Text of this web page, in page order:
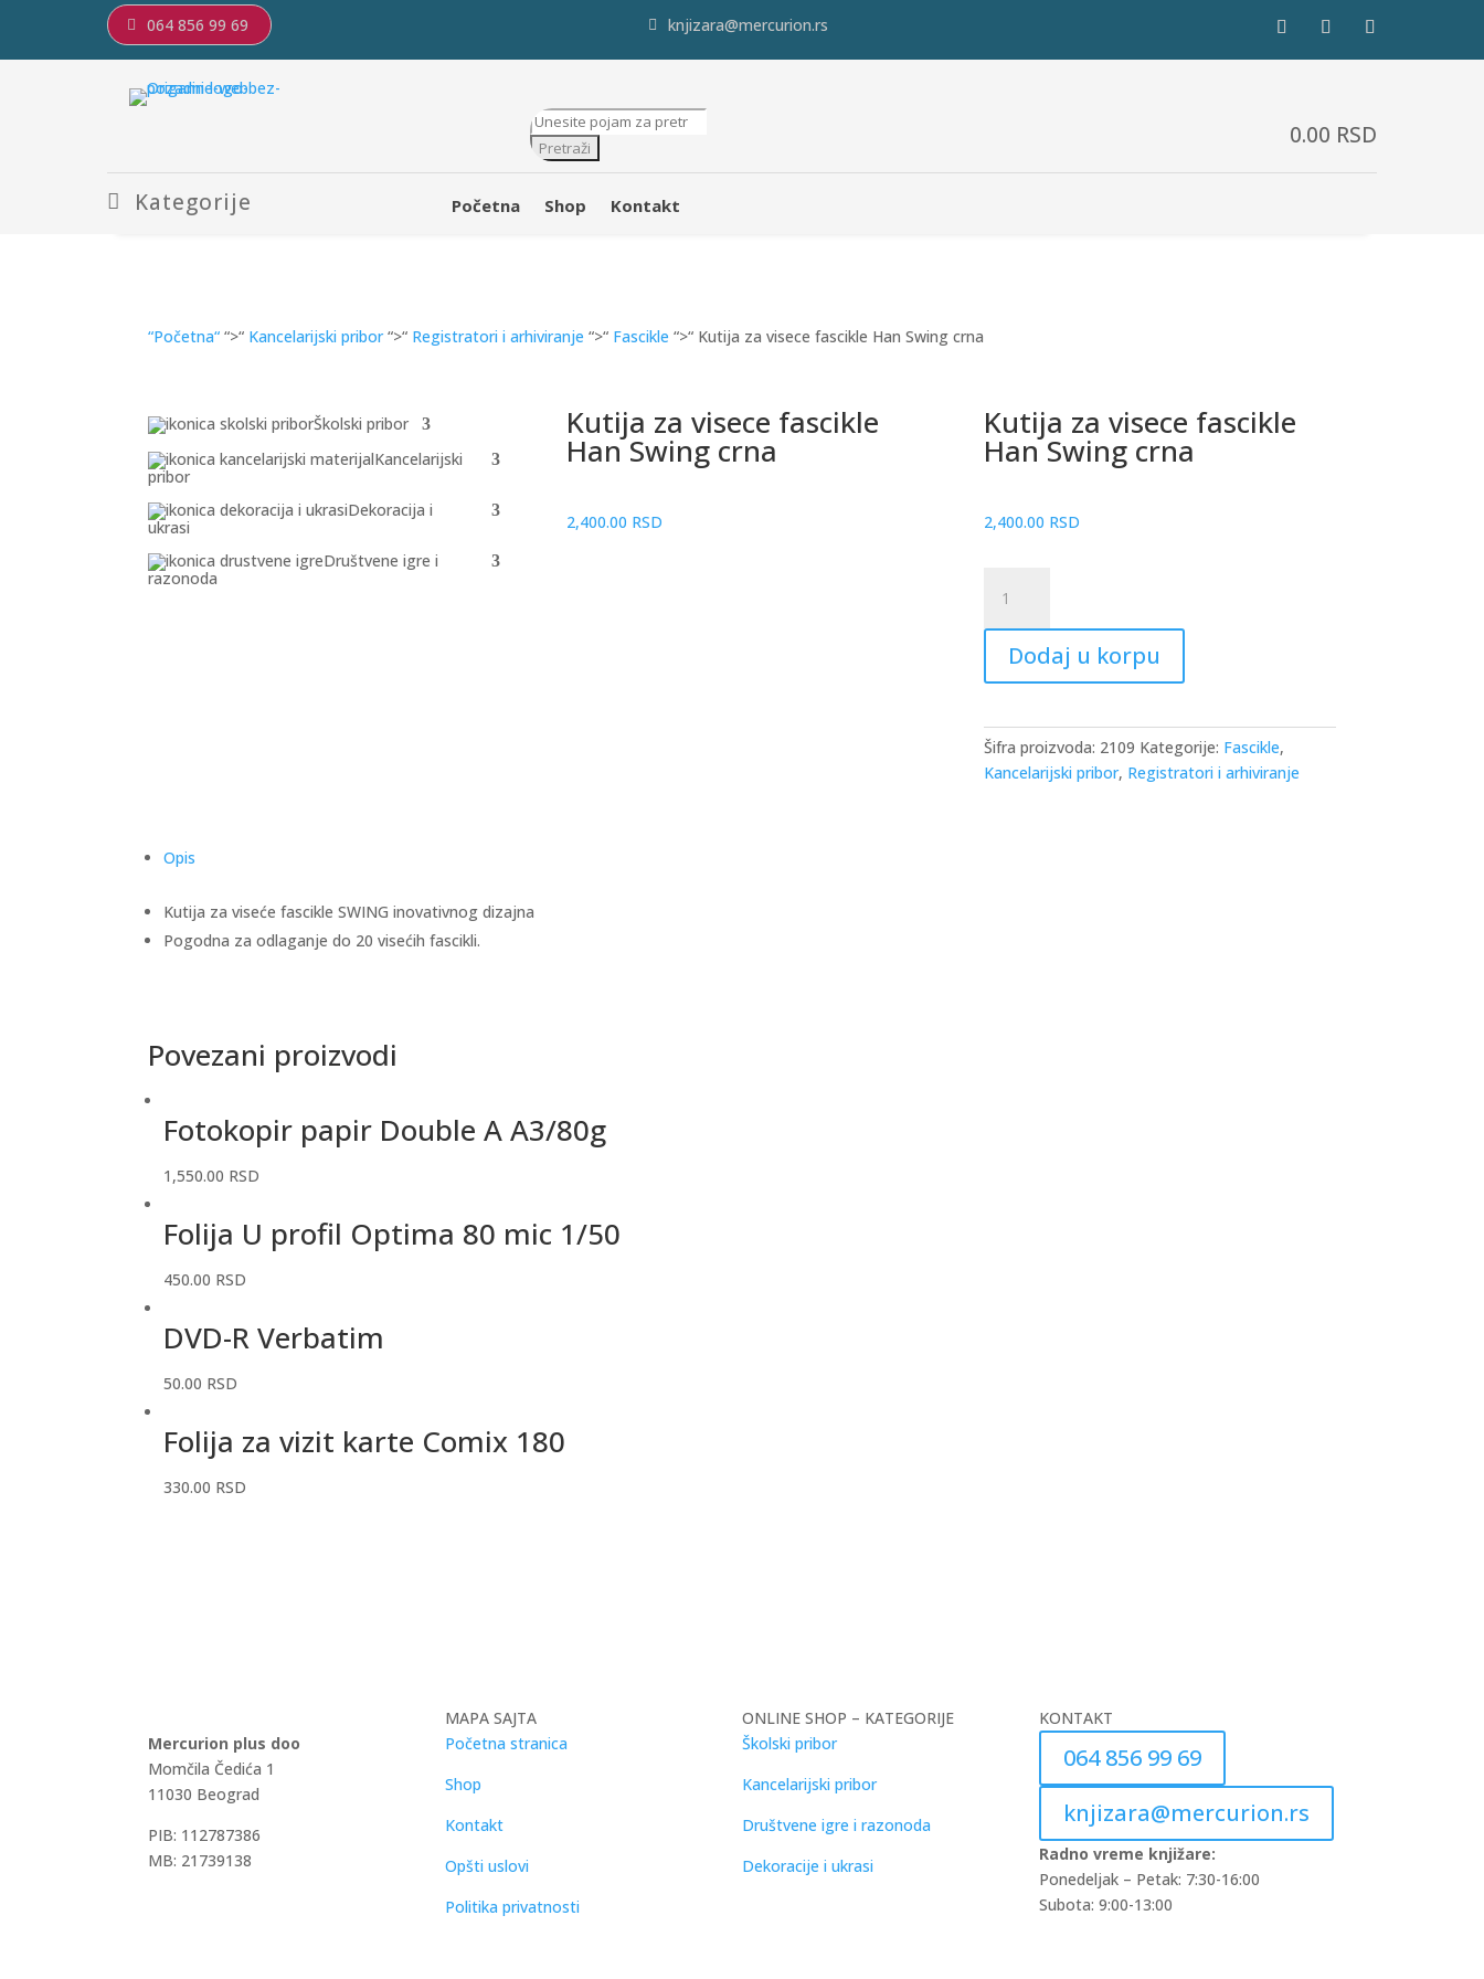
064 856 99 69 knjizara@mercurion.rs
Products
search
Pretraži 0.00 RSD
Kategorije Početna Shop Kontakt
“Početna“ “>“ Kancelarijski pribor“>“ Registratori i arhiviranje “>“ Fascikle “>“ Kutija za visece fascikle Han Swing crna
Školski pribor
Kancelarijski
pribor
Dekoracija i
ukrasi
Društvene igre i
razonoda
Kutija za visece fascikle
Han Swing crna
2,400.00 RSD
Kutija za visece fascikle
Han Swing crna
2,400.00 RSD
visece
fascikle
Han
crna
količina
Dodaj u korpu
Šifra proizvoda: 2109 Kategorije: Fascikle,
Kancelarijski pribor, Registratori i arhiviranje
Opis
Kutija za viseće fascikle SWING inovativnog dizajna
Pogodna za odlaganje do 20 visećih fascikli.
Povezani proizvodi
Fotokopir papir Double A A3/80g
1,550.00 RSD
Folija U profil Optima 80 mic 1/50
450.00 RSD
DVD-R Verbatim
50.00 RSD
Folija za vizit karte Comix 180
330.00 RSD
Mercurion plus doo
Momčila Čedića 1
11030 Beograd
PIB: 112787386
MB: 21739138
MAPA SAJTA
Početna stranica
Shop
Kontakt
Opšti uslovi
Politika privatnosti
ONLINE SHOP – KATEGORIJE
Školski pribor
Kancelarijski pribor
Društvene igre i razonoda
Dekoracije i ukrasi
KONTAKT
064 856 99 69
knjizara@mercurion.rs
Radno vreme knjižare:
Ponedeljak – Petak: 7:30-16:00
Subota: 9:00-13:00